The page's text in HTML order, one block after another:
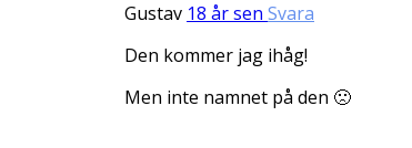
Gustav 18 år sen Svara
Den kommer jag ihåg!
Men inte namnet på den 🙁